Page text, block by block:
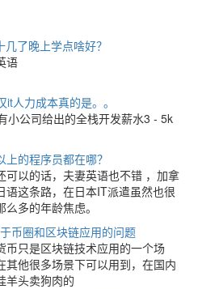
几了晚上学点啥好？
语
it人力成本真的是。。
小公司给出的全栈开发薪水3 - 5k
上的程序员都在哪？
可以的话，夫妻英语也不错 ，加拿
这条路，在日本IT派遣虽然也很
多的年龄焦虑。
币圈和区块链应用的问题
币只是区块链技术应用的一个场
他很多场景下可以用到，在国内
羊头卖狗肉的